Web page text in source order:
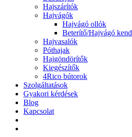
Hajszárítók
Hajvágók
Hajvágó ollók
Beterítő/Hajvágó
Hajvasalók
Póthajak
Hajgöndörítők
Kiegészítők
4Rico bútorok
Szolgáltatások
Gyakori kérdések
Blog
Kapcsolat